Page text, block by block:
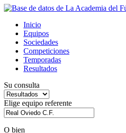
Inicio
Equipos
Sociedades
Competiciones
Temporadas
Resultados
Su consulta
Elige equipo referente
O bien